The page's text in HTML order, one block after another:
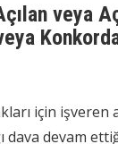
veya
için işveren
dava devam